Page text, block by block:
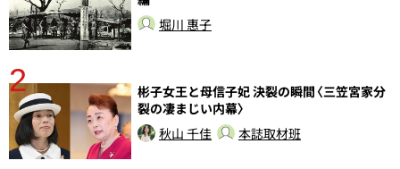
堀川 惠子
2
彬子女王と母信子妃 決裂の瞬間〈三笠宮家分
裂の凄まじい内幕〉
秋山 千佳
本誌取材班